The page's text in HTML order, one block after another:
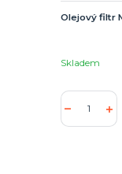
Olejový filtr
Skladem